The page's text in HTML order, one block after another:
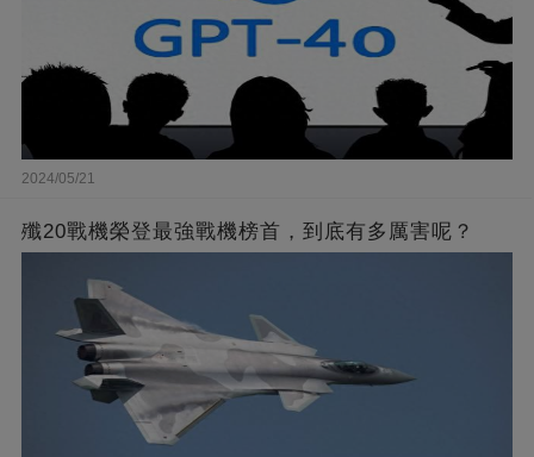
2024/05/21
殲20戰機榮登最強戰機榜首，到底有多厲害呢？